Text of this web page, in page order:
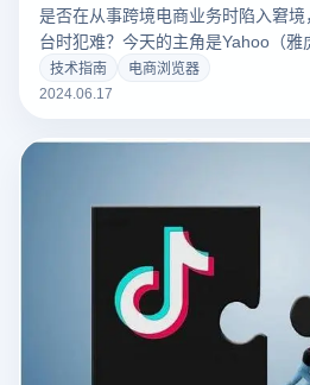
是否在从事跨境电商业务时陷入窘
台时犯难？今天的主角是Yahoo（
围而闻名，提供了一个强大的在线
客。对于希望拓展国际业务的中国商
店？云登电商浏览器如何通过其独
技术指南
电商浏览器
2024.06.17